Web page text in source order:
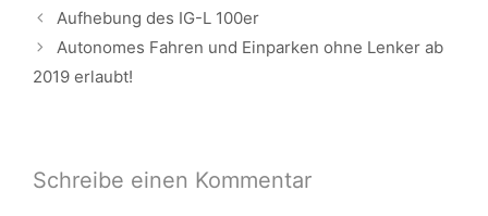
Beitrags-
Navigation
Aufhebung des IG-L 100er
Autonomes Fahren und Einparken ohne Lenker ab
2019 erlaubt!
Schreibe einen Kommentar